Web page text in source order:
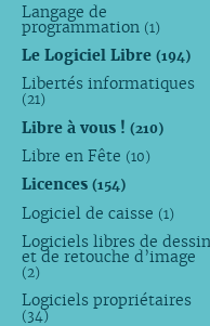
Langage de
programmation (1)
Le Logiciel Libre (194)
Libertés informatiques
(21)
Libre à vous ! (210)
Libre en Fête (10)
Licences (154)
Logiciel de caisse (1)
Logiciels libres de dessin
et de retouche d’image
(2)
Logiciels propriétaires
(34)